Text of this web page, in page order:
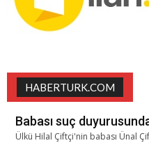
HABERTURK.COM
Babası suç
Ülkü Hilal Çiftçi'nin babası Ünal